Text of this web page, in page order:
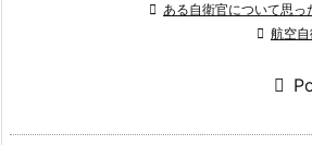
 ある自衛官について思っ
 航空
